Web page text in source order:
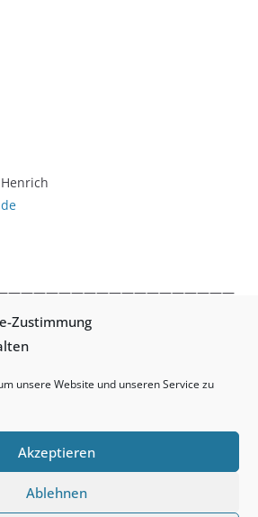
Zustimmung
unsere Website und unseren Service zu
Akzeptieren
Ablehnen
über Möglichkeiten für Partner und
finden Sie diese hier:
sponsoringkonzept
Basketball Club Wiesbaden